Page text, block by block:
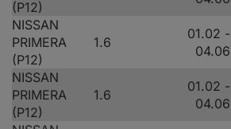
(P12)
NISSAN
PRIMERA
(P12)
1.6
01.02 -
04.06
NISSAN
PRIMERA
(P12)
1.6
01.02 -
04.06